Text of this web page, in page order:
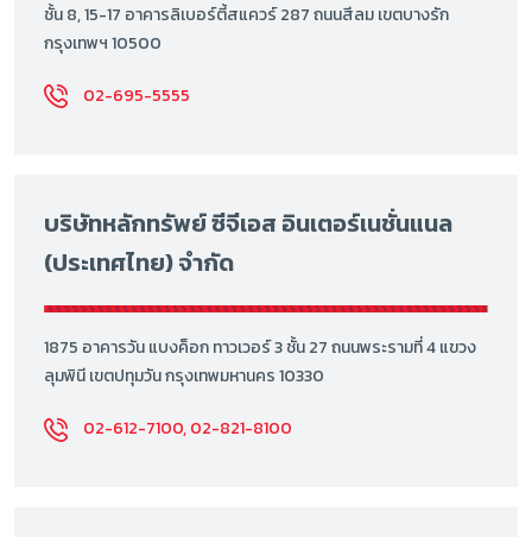
ชั้น 8, 15-17 อาคารลิเบอร์ตี้สแควร์ 287 ถนนสีลม เขตบางรัก
กรุงเทพฯ 10500
02-695-5555
บริษัทหลักทรัพย์ ซีจีเอส อินเตอร์เนชั่นแนล
(ประเทศไทย) จำกัด
1875 อาคารวัน แบงค็อก ทาวเวอร์ 3 ชั้น 27 ถนนพระรามที่ 4 แขวง
ลุมพินี เขตปทุมวัน กรุงเทพมหานคร 10330
02-612-7100, 02-821-8100